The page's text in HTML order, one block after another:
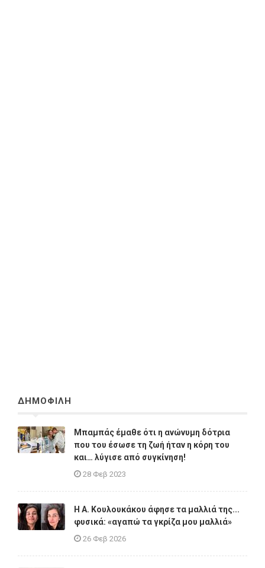
ΔΗΜΟΦΙΛΗ
Μπαμπάς έμαθε ότι η ανώνυμη δότρια
που του έσωσε τη ζωή ήταν η κόρη του
και… λύγισε από συγκίνηση!
28 Φεβ 2023
Η A. Κουλουκάκου άφησε τα μαλλιά της...
φυσικά: «αγαπώ τα γκρίζα μου μαλλιά»
26 Φεβ 2026